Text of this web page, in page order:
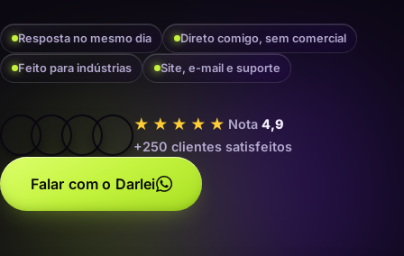
Resposta no mesmo dia Direto comigo, sem comercial
Feito para indústrias Site, e-mail e suporte
★★★★★ Nota 4,9
+250 clientes satisfeitos
Falar com o Darlei